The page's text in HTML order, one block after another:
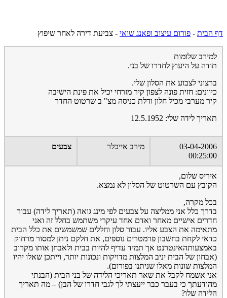
דף הבית - פורום עיצוב ופאנג שואי - צביעת דירה לאחר שיפוץ
למירב שלומות
תודה על היעוץ לחדרו של בני.
ברצוני לצבוע את הסלון שלי.
כיוונים: חזית פונה לצפון קיר מזרחי יכיל את פינת הישיבה
קיר מערבי מכיל חלון ודלת כניסה מצ" ב שרטוט החדר
תאריך לידה שלי: 12.5.1952
03-04-2006
00:25:00
מירב אייכלר צבעים
איריס שלום,
הקובץ עם השרטוט של הסלון לא נמצא.
בכל מקרה,
בדרך כלל אני ממליצה על צבעים לפי מינג גואה (תאריך לידה) עבור
חדרים אישיים מאחר ואדם אחד עיקרי משתמש בחלל זה ואני
מתאימה את הצבע אליו. עבור סלון וחללים שמשמשים את כלל הבית
כדאי לקחת בחשבון פרמטרים נוספים, את חלקם ניתן למסור מרחוק
באמצעותהאינטרנט אך תמיד עדיף להיות בבית ולאבחן אותו מקרוב
(אבחון של הבית יניב המלצות מדויקות ונכונות יותר, וייתכן שאלו יהיו
המלצות שונות מאלו שניתנו בפורום).
אני אשמח לקבל את שאר תאריכי הלידה של בני הבית (הבנתי
מהודעתך כי בעבר כבר ייעצתי לך לגבי חדרו של הבן) – מה תאריך
הלידה שלו?